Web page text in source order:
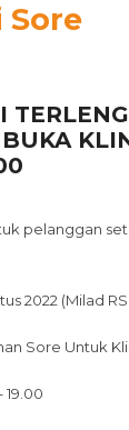
Sore
pelanggan
2022 (Milad
Sore Untuk
19.00